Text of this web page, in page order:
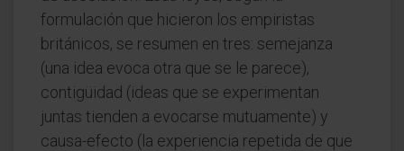
formulación que hicieron los empiristas
británicos, se resumen en tres: semejanza
(una idea evoca otra que se le parece),
contigüidad (ideas que se experimentan
juntas tienden a evocarse mutuamente) y
causa-efecto (la experiencia repetida de que